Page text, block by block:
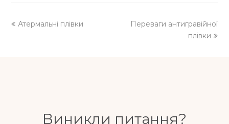
previous
Атермальні плівки
next
Переваги антигравійної
плівки
Виникли питання?